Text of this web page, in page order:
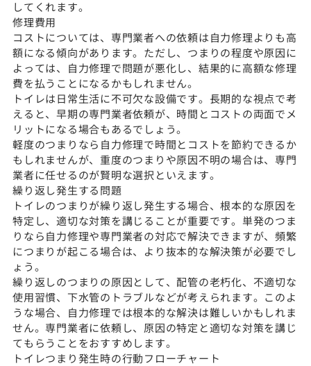
してくれます。
修理費用
コストについては、専門業者への依頼は自力修理よりも高
額になる傾向があります。ただし、つまりの程度や原因に
よっては、自力修理で問題が悪化し、結果的に高額な修理
費を払うことになるかもしれません。
トイレは日常生活に不可欠な設備です。長期的な視点で考
えると、早期の専門業者依頼が、時間とコストの両面でメ
リットになる場合もあるでしょう。
軽度のつまりなら自力修理で時間とコストを節約できるか
もしれませんが、重度のつまりや原因不明の場合は、専門
業者に任せるのが賢明な選択といえます。
繰り返し発生する問題
トイレのつまりが繰り返し発生する場合、根本的な原因を
特定し、適切な対策を講じることが重要です。単発のつま
りなら自力修理や専門業者の対応で解決できますが、頻繁
につまりが起こる場合は、より抜本的な解決策が必要でし
ょう。
繰り返しのつまりの原因として、配管の老朽化、不適切な
使用習慣、下水管のトラブルなどが考えられます。このよ
うな場合、自力修理では根本的な解決は難しいかもしれま
せん。専門業者に依頼し、原因の特定と適切な対策を講じ
てもらうことをおすすめします。
トイレつまり発生時の行動フローチャート